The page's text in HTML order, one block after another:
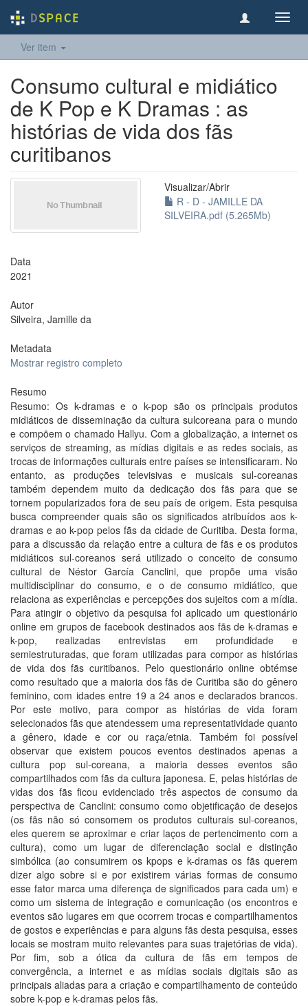
Ver item
Consumo cultural e midiático
de K Pop e K Dramas : as
histórias de vida dos fãs
curitibanos
Visualizar/Abrir
R - D - JAMILLE DA
SILVEIRA.pdf (5.265Mb)
Data
2021
Autor
Silveira, Jamille da
Metadata
Mostrar registro completo
Resumo
Resumo: Os k-dramas e o k-pop são os principais produtos
midiáticos de disseminação da cultura sulcoreana para o mundo
e compõem o chamado Hallyu. Com a globalização, a internet os
serviços de streaming, as mídias digitais e as redes sociais, as
trocas de informações culturais entre países se intensificaram. No
entanto, as produções televisivas e musicais sul-coreanas
também dependem muito da dedicação dos fãs para que se
tornem popularizados fora de seu país de origem. Esta pesquisa
busca compreender quais são os significados atribuídos aos k-
dramas e ao k-pop pelos fãs da cidade de Curitiba. Desta forma,
para a discussão da relação entre a cultura de fãs e os produtos
midiáticos sul-coreanos será utilizado o conceito de consumo
cultural de Néstor García Canclini, que propõe uma visão
multidisciplinar do consumo, e o de consumo midiático, que
relaciona as experiências e percepções dos sujeitos com a mídia.
Para atingir o objetivo da pesquisa foi aplicado um questionário
online em grupos de facebook destinados aos fãs de k-dramas e
k-pop, realizadas entrevistas em profundidade e
semiestruturadas, que foram utilizadas para compor as histórias
de vida dos fãs curitibanos. Pelo questionário online obtémse
como resultado que a maioria dos fãs de Curitiba são do gênero
feminino, com idades entre 19 a 24 anos e declarados brancos.
Por este motivo, para compor as histórias de vida foram
selecionados fãs que atendessem uma representatividade quanto
a gênero, idade e cor ou raça/etnia. Também foi possível
observar que existem poucos eventos destinados apenas a
cultura pop sul-coreana, a maioria desses eventos são
compartilhados com fãs da cultura japonesa. E, pelas histórias de
vidas dos fãs ficou evidenciado três aspectos de consumo da
perspectiva de Canclini: consumo como objetificação de desejos
(os fãs não só consomem os produtos culturais sul-coreanos,
eles querem se aproximar e criar laços de pertencimento com a
cultura), como um lugar de diferenciação social e distinção
simbólica (ao consumirem os kpops e k-dramas os fãs querem
dizer algo sobre si e por existirem várias formas de consumo
esse fator marca uma diferença de significados para cada um) e
como um sistema de integração e comunicação (os encontros e
eventos são lugares em que ocorrem trocas e compartilhamentos
de gostos e experiências e para alguns fãs desta pesquisa, esses
locais se mostram muito relevantes para suas trajetórias de vida).
Por fim, sob a ótica da cultura de fãs em tempos de
convergência, a internet e as mídias sociais digitais são as
principais aliadas para a criação e compartilhamento de conteúdo
sobre k-pop e k-dramas pelos fãs.